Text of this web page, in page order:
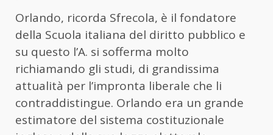
Orlando, ricorda Sfrecola, è il fondatore
della Scuola italiana del diritto pubblico e
su questo l’A. si sofferma molto
richiamando gli studi, di grandissima
attualità per l’impronta liberale che li
contraddistingue. Orlando era un grande
estimatore del sistema costituzionale